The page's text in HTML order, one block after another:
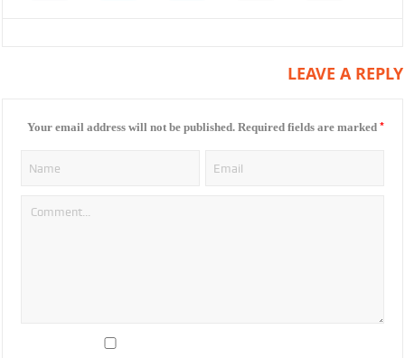
LEAVE A REPLY
Your email address will not be published. Required fields are marked *